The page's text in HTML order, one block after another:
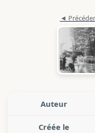
Auteur
Créée le